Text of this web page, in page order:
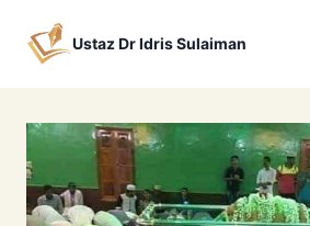
Ustaz Dr Idris Sulaiman